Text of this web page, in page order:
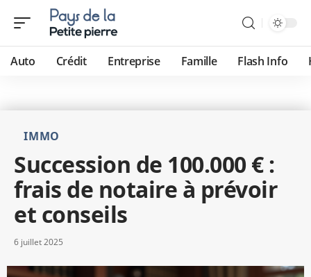
Auto Crédit Entreprise Famille Flash Info
IMMO
Succession de 100.000 € :
frais de notaire à prévoir
et conseils
6 juillet 2025